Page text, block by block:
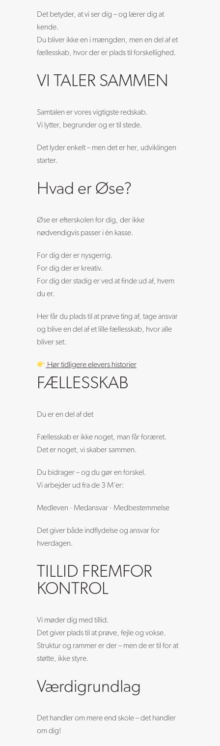
Det betyder, at vi ser dig – og lærer dig at
kende.
Du bliver ikke en i mængden, men en del af et
fællesskab, hvor der er plads til forskellighed.
VI TALER SAMMEN
Samtalen er vores vigtigste redskab.
Vi lytter, begrunder og er til stede.
Det lyder enkelt – men det er her, udviklingen
starter.
Hvad er Øse?
Øse er efterskolen for dig, der ikke
nødvendigvis passer i én kasse.
For dig der er nysgerrig.
For dig der er kreativ.
For dig der stadig er ved at finde ud af, hvem
du er.
Her får du plads til at prøve ting af, tage ansvar
og blive en del af et lille fællesskab, hvor alle
bliver set.
Hør tidligere elevers historier
FÆLLESSKAB
Du er en del af det
Fællesskab er ikke noget, man får foræret.
Det er noget, vi skaber sammen.
Du bidrager – og du gør en forskel.
Vi arbejder ud fra de 3 M’er:
Medleven · Medansvar · Medbestemmelse
Det giver både indflydelse og ansvar for
hverdagen.
TILLID FREMFOR
KONTROL
Vi møder dig med tillid.
Det giver plads til at prøve, fejle og vokse.
Struktur og rammer er der – men de er til for at
støtte, ikke styre.
Værdigrundlag
Det handler om mere end skole – det handler
om dig!